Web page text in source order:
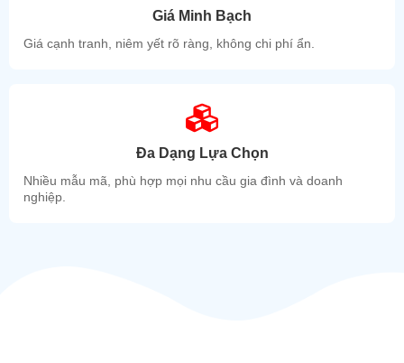
Giá Minh Bạch
Giá cạnh tranh, niêm yết rõ ràng, không chi phí ẩn.
Đa Dạng Lựa Chọn
Nhiều mẫu mã, phù hợp mọi nhu cầu gia đình và doanh
nghiệp.